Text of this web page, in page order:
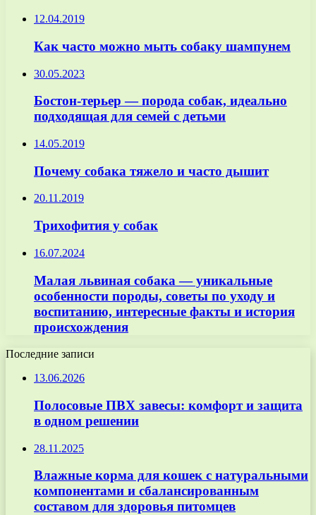
12.04.2019
Как часто можно мыть собаку шампунем
30.05.2023
Бостон-терьер — порода собак, идеально
подходящая для семей с детьми
14.05.2019
Почему собака тяжело и часто дышит
20.11.2019
Трихофития у собак
16.07.2024
Малая львиная собака — уникальные
особенности породы, советы по уходу и
воспитанию, интересные факты и история
происхождения
Последние записи
13.06.2026
Полосовые ПВХ завесы: комфорт и защита
в одном решении
28.11.2025
Влажные корма для кошек с натуральными
компонентами и сбалансированным
составом для здоровья питомцев